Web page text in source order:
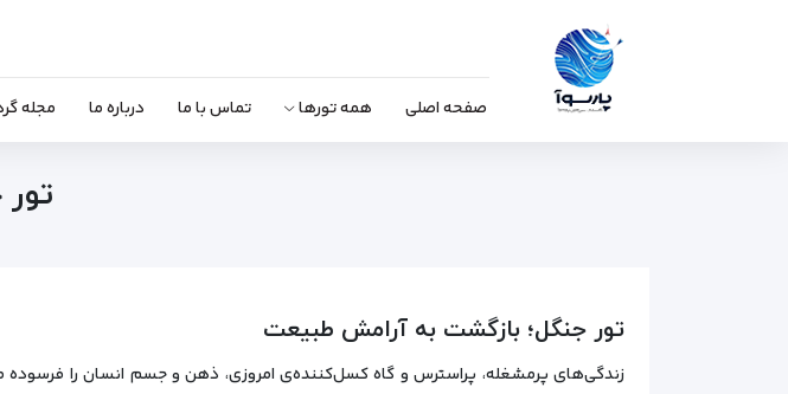
صفحه اصلی همه تورها تماس با ما درباره ما مجله
تور جنگل؛ بازگشت به آرامش طبیعت
زندگی‌های پرمشغله، پر‌استرس و گاه کسل‌کننده‌ی امروزی، ذهن و جسم انسان را